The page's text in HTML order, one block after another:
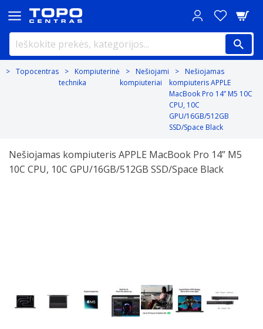
Topocentras
Kompiuterinė
technika
Nešiojami
kompiuteriai
Nešiojamas
kompiuteris APPLE
MacBook Pro 14” M5 10C
CPU, 10C
GPU/16GB/512GB
SSD/Space Black
Nešiojamas kompiuteris APPLE MacBook Pro 14” M5
10C CPU, 10C GPU/16GB/512GB SSD/Space Black